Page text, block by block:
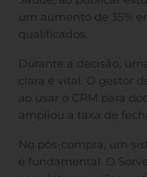
um aumento de 35%
qualificados.
Durante a decisão,
clara é vital. O gestor
ao usar o CRM para
ampliou a taxa de
No pós-compra, um
é fundamental. O